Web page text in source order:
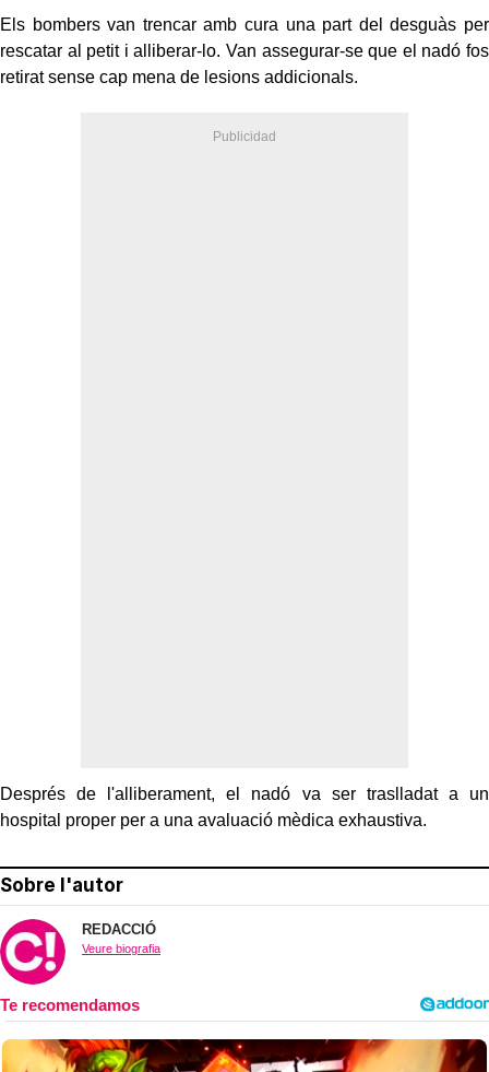
Els bombers van trencar amb cura una part del desguàs per
rescatar al petit i alliberar-lo. Van assegurar-se que el nadó fos
retirat sense cap mena de lesions addicionals.
Després de l'alliberament, el nadó va ser traslladat a un
hospital proper per a una avaluació mèdica exhaustiva.
Sobre l'autor
REDACCIÓ
Veure biografia